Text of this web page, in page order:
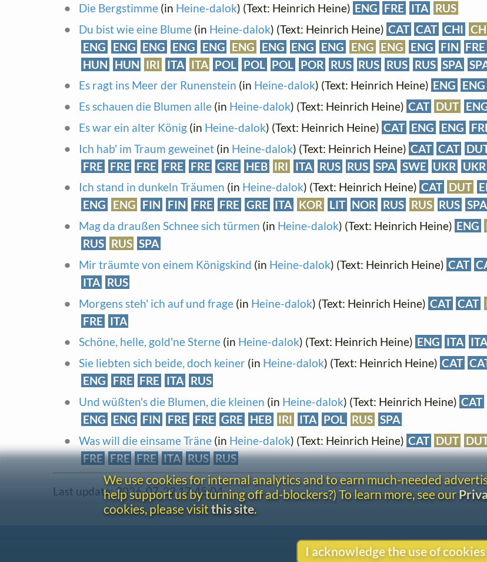
Die Bergstimme(in Heine-dalok) (Text: Heinrich Heine) ENG FRE ITA RUS
Du bist wie eine Blume(in Heine-dalok) (Text: Heinrich Heine) CAT CAT CHI
ENG
ENG ENG ENG ENG ENG ENG ENG ENG ENG ENG ENG FIN FRE
HUN
HUN IRI ITA ITA POL POL POL POR RUS RUS RUS RUS SPA
Es ragt ins Meer der Runenstein (in Heine-dalok) (Text: Heinrich Heine) ENG ENG
Es schauen die Blumen alle(in Heine-dalok) (Text: Heinrich Heine) CAT DUT
Es war ein alter König(in Heine-dalok) (Text: Heinrich Heine) CAT ENG ENG
Ich hab' im Traum geweinet(in Heine-dalok) (Text: Heinrich Heine) CAT CAT
FRE
FRE FRE FRE FRE GRE HEB IRI ITA RUS RUS SPA SWE UKR UKR
Ich stand in dunkeln Träumen (in Heine-dalok) (Text: Heinrich Heine) CAT DUT
ENG
ENG FIN FIN FRE FRE GRE ITA KOR LIT NOR RUS RUS RUS SPA
Mag da draußen Schnee sich türmen (in Heine-dalok) (Text: Heinrich Heine) ENG
RUS RUS SPA
Mir träumte von einem Königskind (in Heine-dalok) (Text: Heinrich Heine) CAT
ITA RUS
Morgens steh' ich auf und frage(in Heine-dalok) (Text: Heinrich Heine) CAT CAT
FRE
ITA
Schöne, helle, gold'ne Sterne(in Heine-dalok) (Text: Heinrich Heine) ENG ITA ITA
Sie liebten sich beide, doch keiner (in Heine-dalok) (Text: Heinrich Heine) CAT
ENG
FRE FRE ITA RUS
Und wüßten's die Blumen, die kleinen (in Heine-dalok) (Text: Heinrich Heine) CAT
ENG
ENG FIN FRE FRE GRE HEB IRI ITA POL RUS SPA
Was will die einsame Träne(in Heine-dalok) (Text: Heinrich Heine) CAT DUT
FRE
FRE FRE ITA RUS RUS
Last update: 2026-07-22 17:45:04
We use cookies for internal analytics and to earn much-needed
help support us by turning off ad-blockers?) To learn more, see our
cookies, please visit this site.
I acknowledge the use of cookies
Contact
Copyright